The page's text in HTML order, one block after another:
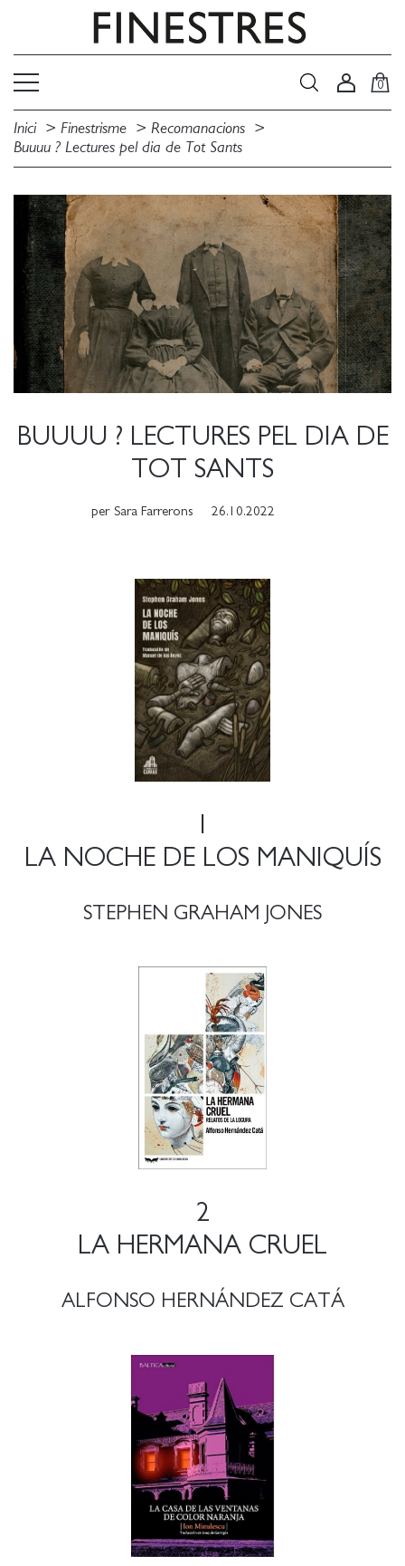
0
Inici Finestrisme
Recomanacions
Buuuu ? Lectures pel dia de Tot Sants
BUUUU ? LECTURES PEL DIA DE
TOT SANTS
per Sara Farrerons 26.10.2022
LA NOCHE DE LOS MANIQUÍS
STEPHEN GRAHAM JONES
2
LA HERMANA CRUEL
ALFONSO HERNÁNDEZ CATÁ